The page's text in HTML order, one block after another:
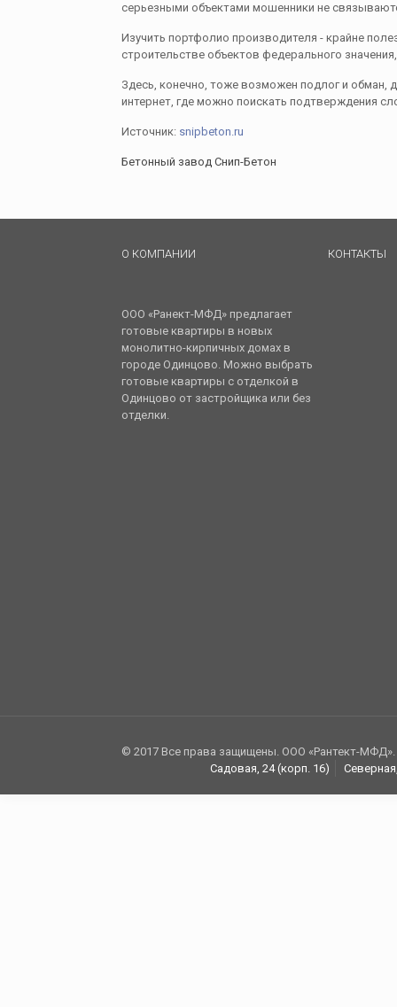
серьезными объектами мошенники не
Изучить портфолио производителя - крайне
строительстве объектов федерального
Здесь, конечно, тоже возможен подлог и обман,
интернет, где можно поискать подтверждения
Источник: snipbeton.ru
Бетонный завод Снип-Бетон
О КОМПАНИИ
ООО «Ранект-МФД» предлагает
готовые квартиры в новых
монолитно-кирпичных домах в
городе Одинцово. Можно выбрать
готовые квартиры с отделкой в
Одинцово от застройщика или без
отделки.
КОНТАКТЫ
© 2017 Все права защищены. ООО «Рантект-МФД».
Садовая, 24 (корп. 16)